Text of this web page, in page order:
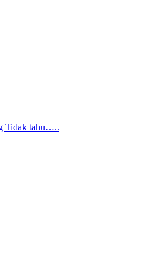
Tidak tahu…..